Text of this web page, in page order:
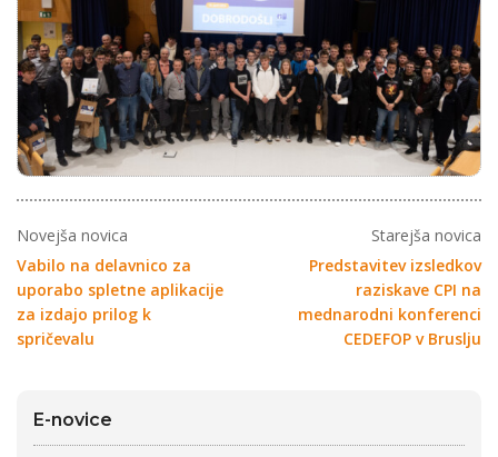
Novejša novica
Vabilo na delavnico za
uporabo spletne aplikacije
za izdajo prilog k
spričevalu
Starejša novica
Predstavitev izsledkov
raziskave CPI na
mednarodni konferenci
CEDEFOP v Bruslju
E-novice